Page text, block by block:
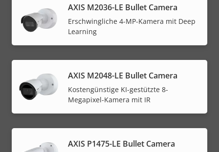
AXIS M2036-LE Bullet Camera
Erschwingliche 4-MP-Kamera mit Deep
Learning
AXIS M2048-LE Bullet Camera
Kostengünstige KI-gestützte 8-
Megapixel-Kamera mit IR
AXIS P1475-LE Bullet Camera